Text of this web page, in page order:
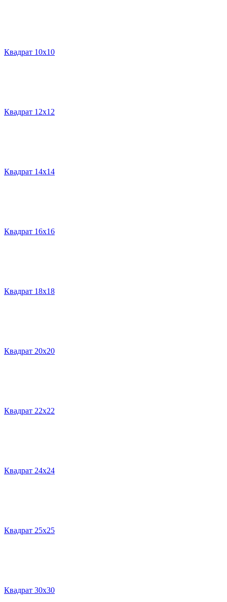
Квадрат 10х10
Квадрат 12х12
Квадрат 14х14
Квадрат 16х16
Квадрат 18х18
Квадрат 20х20
Квадрат 22х22
Квадрат 24х24
Квадрат 25х25
Квадрат 30х30